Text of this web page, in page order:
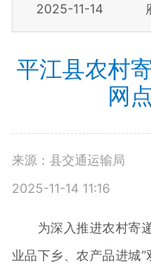
2025-11-14
平江县农村
网
来源：县交通运输局
2025-11-14 11:16
为深入推进农村寄递
业品下乡、农产品进城